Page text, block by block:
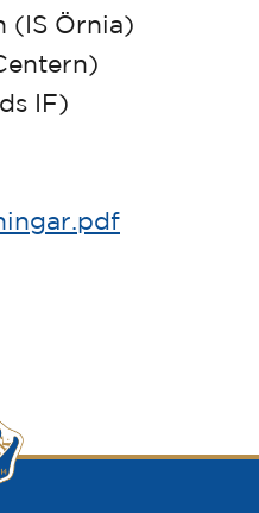
(IS Örnia)
IF)